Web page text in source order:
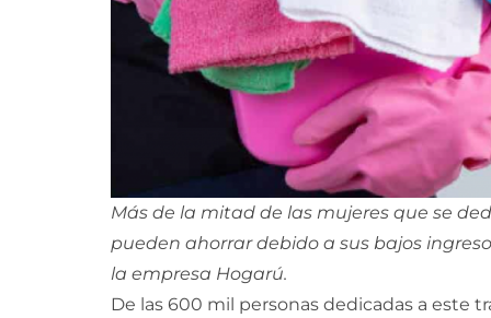
Más de la mitad de las mujeres que se
pueden ahorrar debido a sus bajos
la empresa Hogarú.
De las 600 mil personas dedicadas a este